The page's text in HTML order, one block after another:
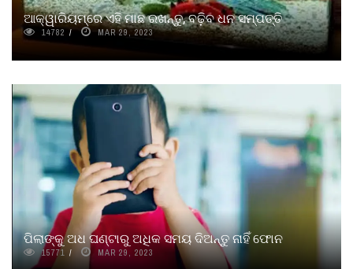
ଆକ୍ୱାରିୟମ୍‌ରେ ଏହି ମାଛ ରଖନ୍ତୁ, ବଢ଼ିବ ଧନ ସମ୍ପତ୍ତି
14782 MAR 29, 2023
ପିଲାଙ୍କୁ ଅଧ ଘଣ୍ଟାରୁ ଅଧିକ ସମୟ ଦିଅନ୍ତୁ ନାହିଁ ଫୋନ
15771 MAR 29, 2023